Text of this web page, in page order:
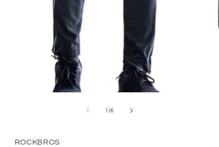
1 /z6
ROCKBROS